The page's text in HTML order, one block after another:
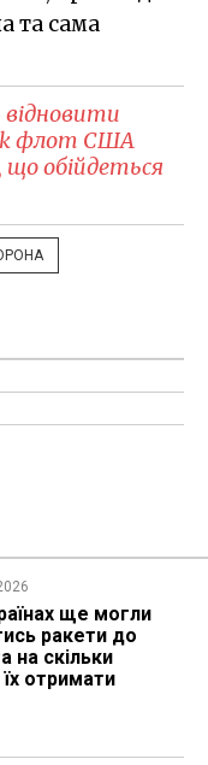
та сама
флот США
що обійдеться
ще могли
ракети до
на скільки
отримати